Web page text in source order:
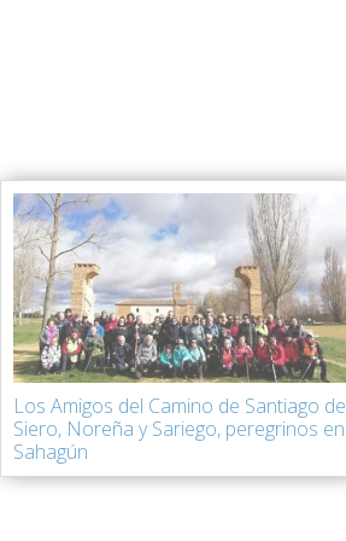
Los Amigos del Camino de Santiago de
Siero, Noreña y Sariego, peregrinos en
Sahagún